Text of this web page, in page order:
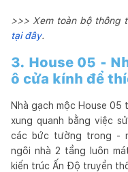
>>> Xem toàn bộ thông
tại đây.
3. House 05 -
ô cửa kính để
Nhà gạch mộc House
xung quanh bằng việc
các bức tường trong -
ngôi nhà 2 tầng luôn
kiến trúc Ấn Độ truyền